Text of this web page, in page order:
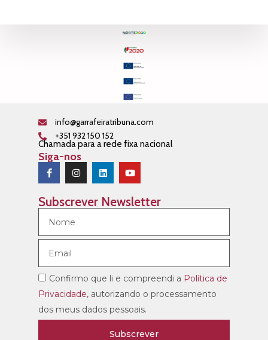
info@garrafeiratribuna.com
+351 932 150 152
Chamada para a rede fixa nacional
Siga-nos
Subscrever Newsletter
Confirmo que li e compreendi a Política de
Privacidade, autorizando o processamento
dos meus dados pessoais.
Subscrever